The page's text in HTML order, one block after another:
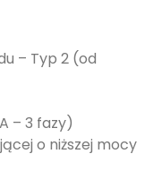
– Typ 2 (od
– 3 fazy)
o niższej mocy